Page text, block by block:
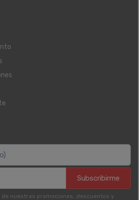
Subscribirme
nuestras promociones, descuentos y